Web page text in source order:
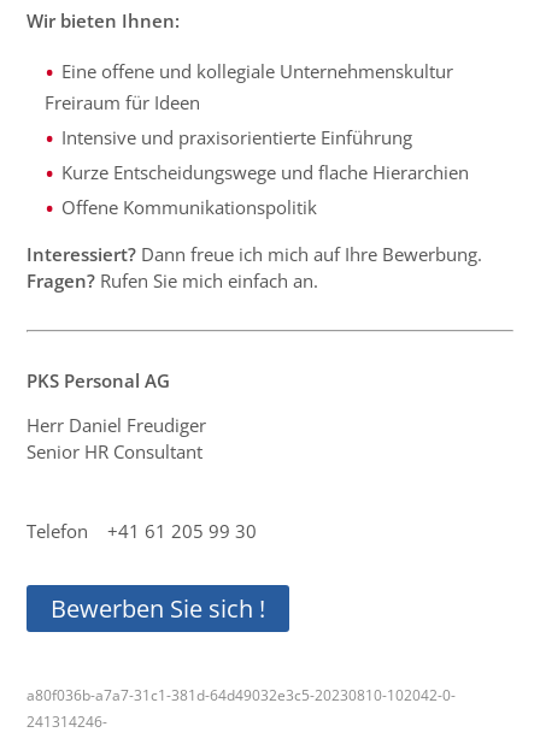
Wir bieten Ihnen:
Eine offene und kollegiale Unternehmenskultur
Freiraum für Ideen
Intensive und praxisorientierte Einführung
Kurze Entscheidungswege und flache Hierarchien
Offene Kommunikationspolitik
Interessiert? Dann freue ich mich auf Ihre Bewerbung.
Fragen? Rufen Sie mich einfach an.
PKS Personal AG
Herr Daniel Freudiger
Senior HR Consultant
Telefon +41 61 205 99 30
Bewerben Sie sich !
a80f036b-a7a7-31c1-381d-64d49032e3c5-20230810-102042-0-
241314246-